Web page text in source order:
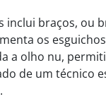
inclui braços, ou
os
a olho nu,
de um